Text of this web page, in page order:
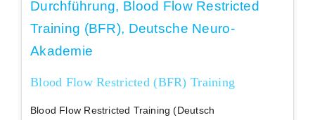
Blood Flow Restricted (BFR) Training
Blood Flow Restricted Training (Deutsch